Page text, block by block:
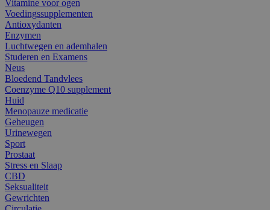
Vitamine voor ogen
Voedingssupplementen
Antioxydanten
Enzymen
Luchtwegen en ademhalen
Studeren en Examens
Neus
Bloedend Tandvlees
Coenzyme Q10 supplement
Huid
Menopauze medicatie
Geheugen
Urinewegen
Sport
Prostaat
Stress en Slaap
CBD
Seksualiteit
Gewrichten